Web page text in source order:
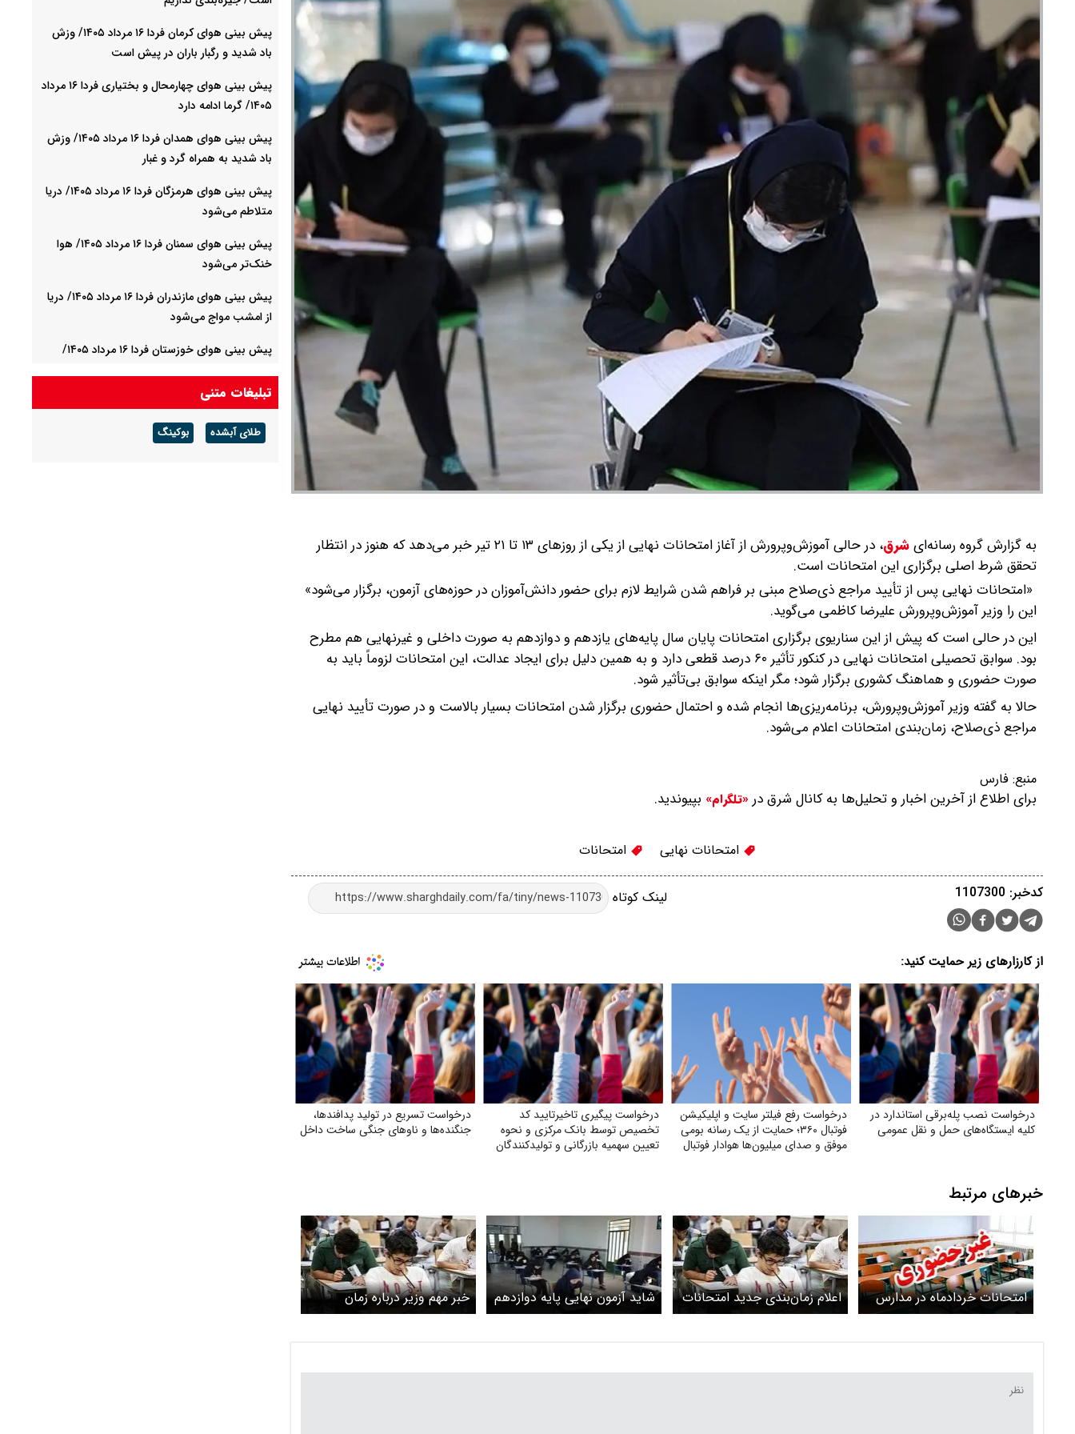
به گزارش گروه رسانه‌ایشرق،
در حالی آموزش‌وپرورش از آغاز امتحانات نهایی از یکی از روزهای ۱۳ تا ۲۱ تیر خبر می‌دهد که هنوز در انتظار
تحقق شرط اصلی برگزاری این امتحانات است.
«امتحانات نهایی پس از تأیید مراجع ذی‌صلاح مبنی بر فراهم شدن شرایط لازم برای حضور دانش‌آموزان در حوزه‌های آزمون، برگزار می‌شود»
این را وزیر آموزش‌وپرورش علیرضا کاظمی می‌گوید.
این در حالی است که پیش از این سناریوی برگزاری امتحانات پایان سال پایه‌های یازدهم و دوازدهم به صورت داخلی و غیرنهایی هم مطرح
بود. سوابق تحصیلی امتحانات نهایی در کنکور تأثیر ۶۰ درصد قطعی دارد و به همین دلیل برای ایجاد عدالت، این امتحانات لزوماً باید به
صورت حضوری و هماهنگ کشوری برگزار شود؛ مگر اینکه سوابق بی‌تأثیر شود.
حالا به گفته وزیر آموزش‌وپرورش، برنامه‌ریزی‌ها انجام شده و احتمال حضوری برگزار شدن امتحانات بسیار بالاست و در صورت تأیید نهایی
مراجع ذی‌صلاح، زمان‌بندی امتحانات اعلام می‌شود.
منبع: فارس
برای اطلاع از آخرین اخبار و تحلیل‌ها به کانال شرق در «تلگرام» بپیوندید.
امتحانات نهایی امتحانات
لینک کوتاه کدخبر: 1107300
از کارزارهای زیر حمایت کنید:
درخواست نصب پله‌برقی استاندارد در
کلیه ایستگاه‌های حمل‌ و نقل عمومی
درخواست رفع فیلتر سایت و اپلیکیشن
فوتبال ۳۶۰؛ حمایت از یک رسانه بومی
موفق و صدای میلیون‌ها هوادار فوتبال
درخواست پیگیری تاخیرتایید کد
تخصیص توسط بانک مرکزی و نحوه
تعیین سهمیه بازرگانی و تولیدکنندگان
درخواست تسریع در تولید پدافندها،
جنگنده‌ها و ناوهای جنگی ساخت داخل
خبرهای مرتبط
امتحانات خردادماه در مدارس
استان مرکزی غیرحضوری برگزار
اعلام زمان‌بندی جدید امتحانات
نهایی پایه یازدهم و دوازدهم/
شاید آزمون نهایی پایه دوازدهم
تا شهریور برگزار نشود
خبر مهم وزیر درباره زمان
برگزاری امتحانات نهایی
پیش بینی هوای کرمان فردا ۱۶ مرداد ۱۴۰۵/ وزش
باد شدید و رگبار باران در پیش است
پیش بینی هوای چهارمحال و بختیاری فردا ۱۶ مرداد
۱۴۰۵/ گرما ادامه دارد
پیش بینی هوای همدان فردا ۱۶ مرداد ۱۴۰۵/ وزش
باد شدید به همراه گرد و غبار
پیش بینی هوای هرمزگان فردا ۱۶ مرداد ۱۴۰۵/ دریا
متلاطم می‌شود
پیش بینی هوای سمنان فردا ۱۶ مرداد ۱۴۰۵/ هوا
خنک‌تر می‌شود
پیش بینی هوای مازندران فردا ۱۶ مرداد ۱۴۰۵/ دریا
از امشب مواج می‌شود
پیش بینی هوای خوزستان فردا ۱۶ مرداد ۱۴۰۵/
باد و رگبار پراکنده
تبلیغات متنی
طلای آبشده بوکینگ